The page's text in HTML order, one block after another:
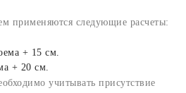
применяются следующие расчеты:
+ 15 см.
+ 20 см.
учитывать присутствие